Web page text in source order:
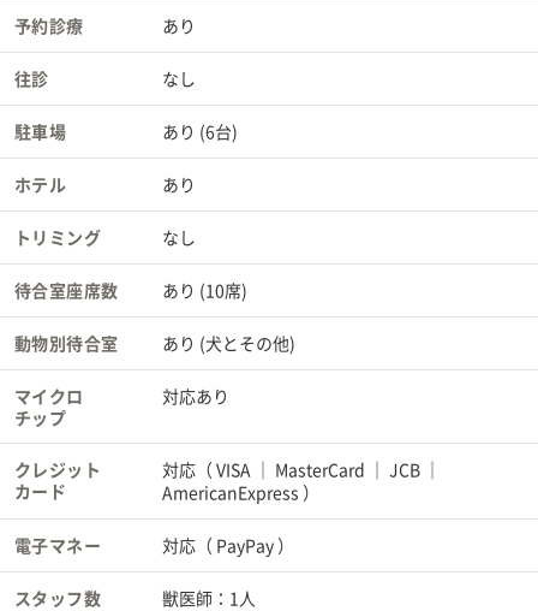
予約診療 あり
往診 なし
駐車場 あり (6台)
ホテル あり
トリミング なし
待合室座席数 あり (10席)
動物別待合室 あり (犬とその他)
マイクロ
チップ
対応あり
クレジット
カード
対応（VISA MasterCard
JCB
AmericanExpress ）
電子マネー 対応（ PayPay）
スタッフ数
獣医師：1人